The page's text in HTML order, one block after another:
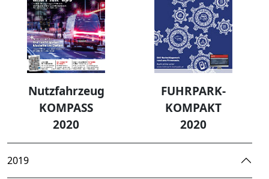
Nutzfahrzeug
KOMPASS
2020
FUHRPARK-
KOMPAKT
2020
2019